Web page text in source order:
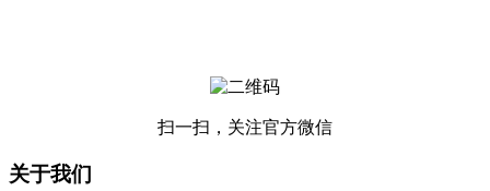
扫一扫，关注官方微信
关于我们